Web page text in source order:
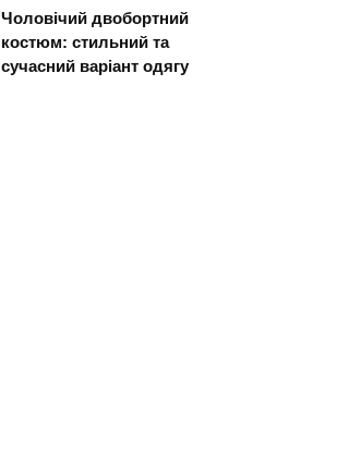
Чоловічий двобортний
костюм: стильний та
сучасний варіант одягу